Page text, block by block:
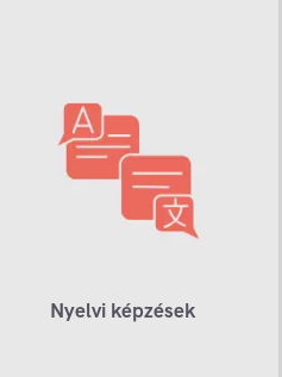
Nyelvi képzések